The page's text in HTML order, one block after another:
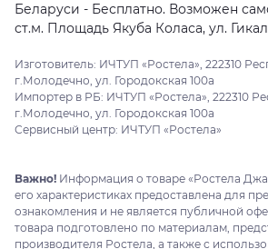
Беларуси - Бесплатно. Возможен
ст.м. Площадь Якуба Коласа, ул.
Изготовитель: ИЧТУП «Ростела», 222310
г.Молодечно, ул. Городокская 100а
Импортер в РБ: ИЧТУП «Ростела», 222310
г.Молодечно, ул. Городокская 100а
Сервисный центр: ИЧТУП «Ростела»
Важно! Информация о товаре «Ростела
его характеристиках предоставлена для
ознакомления и не является публичной
товара подготовлено по материалам,
производителя Ростела, а также с